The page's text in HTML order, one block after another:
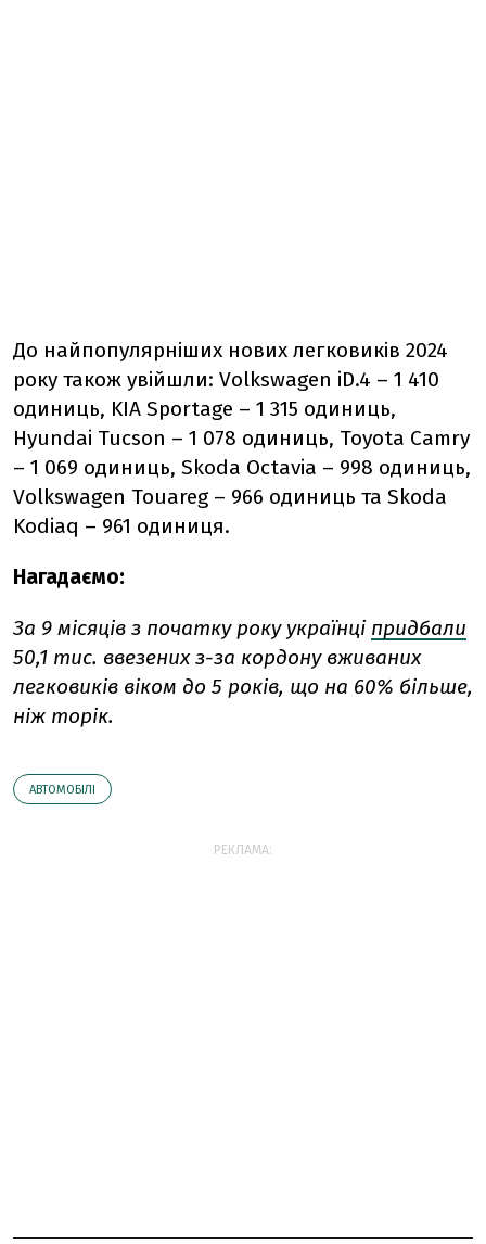
До найпопулярніших нових легковиків 2024
року також увійшли: Volkswagen iD.4 – 1 410
одиниць, KIA Sportage – 1 315 одиниць,
Hyundai Tucson – 1 078 одиниць, Toyota Camry
– 1 069 одиниць, Skoda Octavia – 998 одиниць,
Volkswagen Touareg – 966 одиниць та Skoda
Kodiaq – 961 одиниця.
Нагадаємо:
За 9 місяців з початку року українці придбали
50,1 тис. ввезених з-за кордону вживаних
легковиків віком до 5 років, що на 60% більше,
ніж торік.
АВТОМОБІЛІ
РЕКЛАМА: